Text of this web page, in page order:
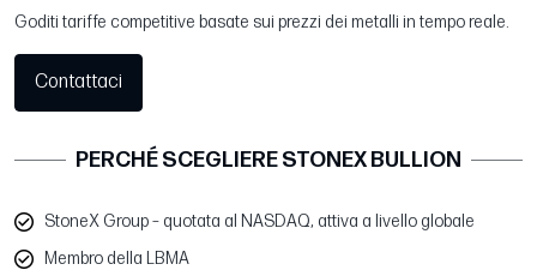
Goditi tariffe competitive basate sui prezzi dei metalli in tempo reale.
Contattaci
PERCHÉ SCEGLIERE STONEX BULLION
StoneX Group – quotata al NASDAQ, attiva a livello globale
Membro della LBMA